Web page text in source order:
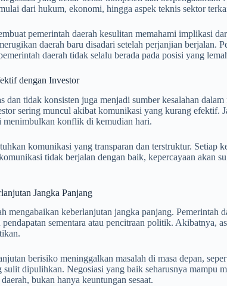
dari hukum, ekonomi, hingga aspek teknis sektor
pemerintah daerah kesulitan memahami implikasi
daerah baru disadari setelah perjanjian berjalan.
daerah tidak selalu berada pada posisi yang
dengan Investor
tidak konsisten juga menjadi sumber kesalahan dalam
sering muncul akibat komunikasi yang kurang efektif.
menimbulkan konflik di kemudian hari.
komunikasi yang transparan dan terstruktur. Setiap
tidak berjalan dengan baik, kepercayaan akan
Jangka Panjang
mengabaikan keberlanjutan jangka panjang. Pemerintah
sementara atau pencitraan politik. Akibatnya,
berisiko meninggalkan masalah di masa depan,
dipulihkan. Negosiasi yang baik seharusnya mampu
bukan hanya keuntungan sesaat.